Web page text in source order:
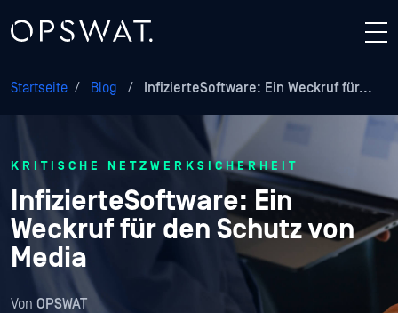
Startseite / Blog / InfizierteSoftware: Ein Weckruf für...
KRITISCHE NETZWERKSICHERHEIT
InfizierteSoftware: Ein
Weckruf für den Schutz von
Media
Von OPSWAT